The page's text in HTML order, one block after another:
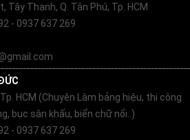
Tây Thạnh, Q. Tân Phú, Tp. HCM
- 0937 637 269
HCM (Chuyên Làm bảng hiệu, thi công
bục sân khấu, biển chữ nổi..)
- 0937 637 269